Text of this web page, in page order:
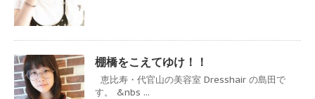
棚橋をこえてゆけ！！
恵比寿・代官山の美容室 Dresshair の島田で
す。 &nbs ...